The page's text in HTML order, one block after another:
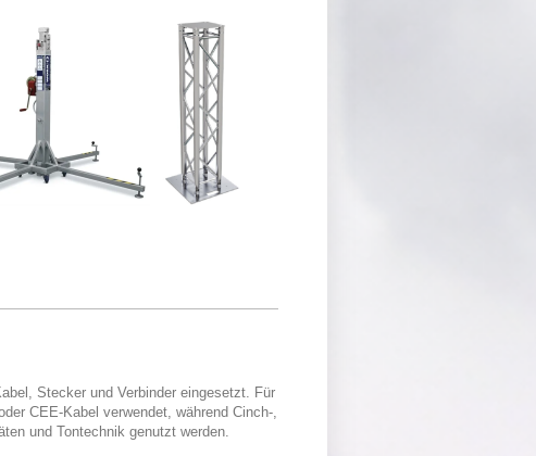
Stecker und Verbinder eingesetzt. Für
CEE-Kabel verwendet, während Cinch-,
und Tontechnik genutzt werden.